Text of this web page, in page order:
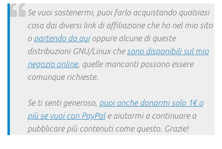
Se vuoi sostenermi, puoi farlo acquistando qualsiasi
cosa dai diversi link di affiliazione che ho nel mio sito
o partendo da quioppure alcune di queste
distribuzioni GNU/Linux che sono disponibili sul mio
negozio online, quelle mancanti possono essere
comunque richieste.
Se ti senti generoso, puoi anche donarmi solo 1€ o
più se vuoi con PayPale aiutarmi a continuare a
pubblicare più contenuti come questo. Grazie!